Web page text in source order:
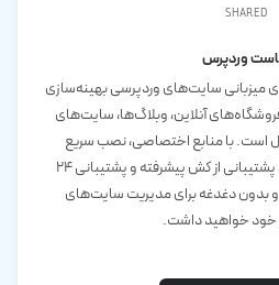
shared
وردپرس
میزبانی سایت‌های وردپرسی بهینه‌سازی
آنلاین، وبلاگ‌ها، سایت‌های
است. با منابع اختصاصی، نصب سریع
وردپرس، امنیت تقویت‌شده، پشتیبانی از کش پیشرفته و پشتیبانی ۲۴
و بدون دغدغه برای مدیریت سایت‌های
خود خواهید داشت.